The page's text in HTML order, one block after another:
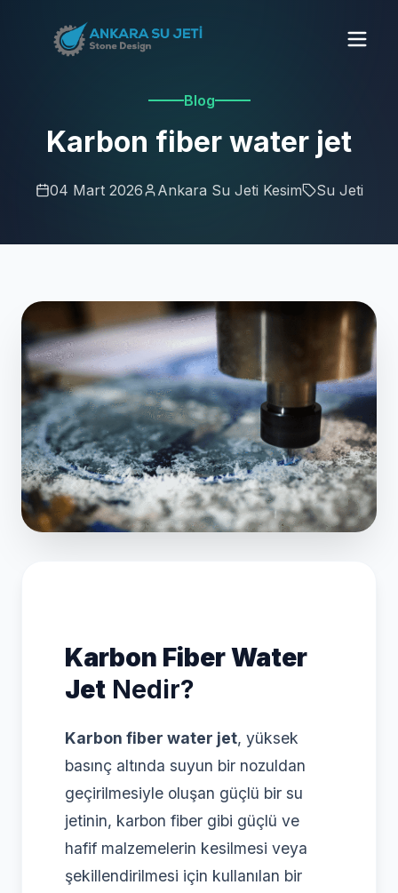
Blog
Karbon fiber water jet
04 Mart 2026 Ankara Su Jeti Kesim Su Jeti
Karbon Fiber Water
Jet Nedir?
Karbon fiber water jet, yüksek
basınç altında suyun bir nozuldan
geçirilmesiyle oluşan güçlü bir su
jetinin, karbon fiber gibi güçlü ve
hafif malzemelerin kesilmesi veya
şekillendirilmesi için kullanılan bir